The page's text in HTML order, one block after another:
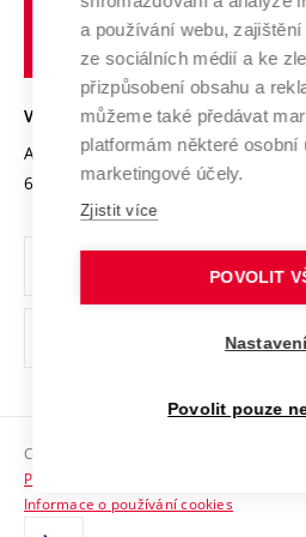
Transfer znalostí
Open Science
Projekty
Projekty ze strukturálních fondů
Specifický výzkum
Mezinárodní dohody
Univerzitní sítě
Podnikavá univerzita / ContriBUTe
Bezpečná univerzita
Vyznamenání
Organizační struktura
Ochrana osobních údajů
odkaz)
Sociální bezpečí
HR Award
VYSOKÉ UČENÍ TECHNICKÉ V BRNĚ
Antonínská 548/1
602 00 Brno
www.vut.cz
vut@vutbr.cz
Copyright © 2026 VUT
Prohlášení o přístupnosti
Informace o používání cookies
a používání webu,
ze sociálních médií a ke
přizpůsobení obsahu a
můžeme také předávat
platformám některé osobní
marketingové účely.
Zjistit více
POVOLIT
Nastavení
Povolit pouze